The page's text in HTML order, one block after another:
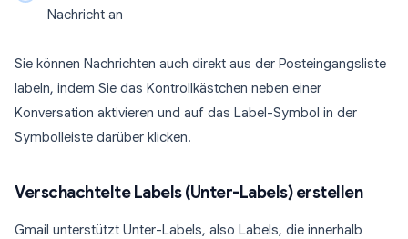
Nachricht an
Sie können Nachrichten auch direkt aus der Posteingangsliste
labeln, indem Sie das Kontrollkästchen neben einer
Konversation aktivieren und auf das Label-Symbol in der
Symbolleiste darüber klicken.
Verschachtelte Labels (Unter-Labels) erstellen
Gmail unterstützt Unter-Labels, also Labels, die innerhalb